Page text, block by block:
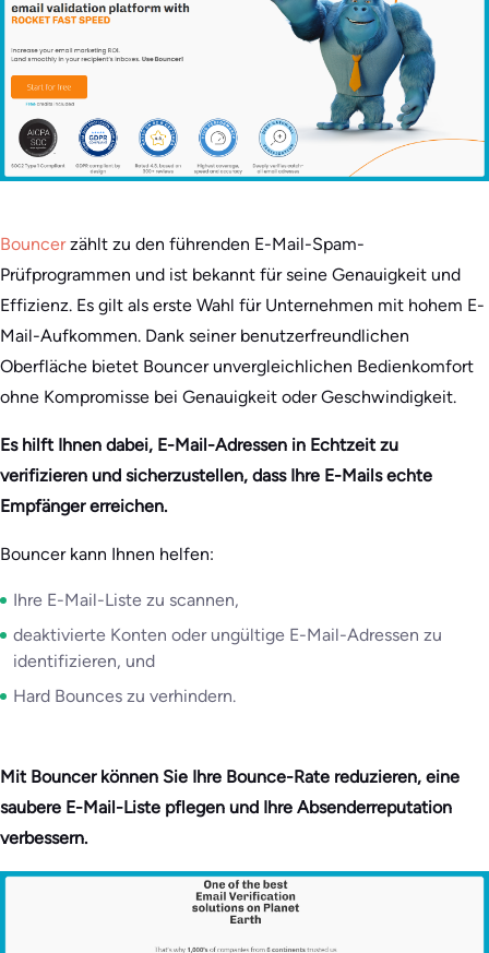
Bouncerzählt zu den führenden E-Mail-Spam-
Prüfprogrammen und ist bekannt für seine Genauigkeit und
Effizienz. Es gilt als erste Wahl für Unternehmen mit hohem E-
Mail-Aufkommen. Dank seiner benutzerfreundlichen
Oberfläche bietet Bouncer unvergleichlichen Bedienkomfort
ohne Kompromisse bei Genauigkeit oder Geschwindigkeit.
Es hilft Ihnen dabei, E-Mail-Adressen in Echtzeit zu
verifizieren und sicherzustellen, dass Ihre E-Mails echte
Empfänger erreichen.
Bouncer kann Ihnen helfen:
Ihre E-Mail-Liste zu scannen,
deaktivierte Konten oder ungültige E-Mail-Adressen zu
identifizieren, und
Hard Bounces zu verhindern.
Mit Bouncer können Sie Ihre Bounce-Rate reduzieren, eine
saubere E-Mail-Liste pflegen und Ihre Absenderreputation
verbessern.